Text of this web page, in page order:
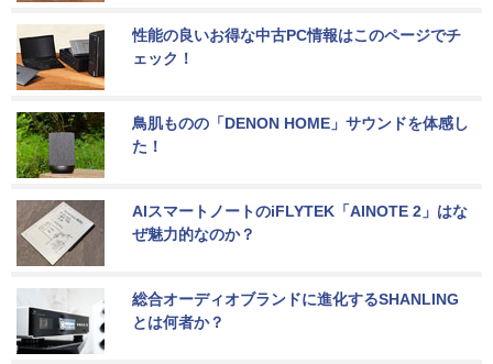
性能の良いお得な中古PC情報はこのページでチ
ェック！
鳥肌ものの「DENON HOME」サウンドを体感し
た！
AIスマートノートのiFLYTEK「AINOTE 2」はな
ぜ魅力的なのか？
総合オーディオブランドに進化するSHANLING
とは何者か？